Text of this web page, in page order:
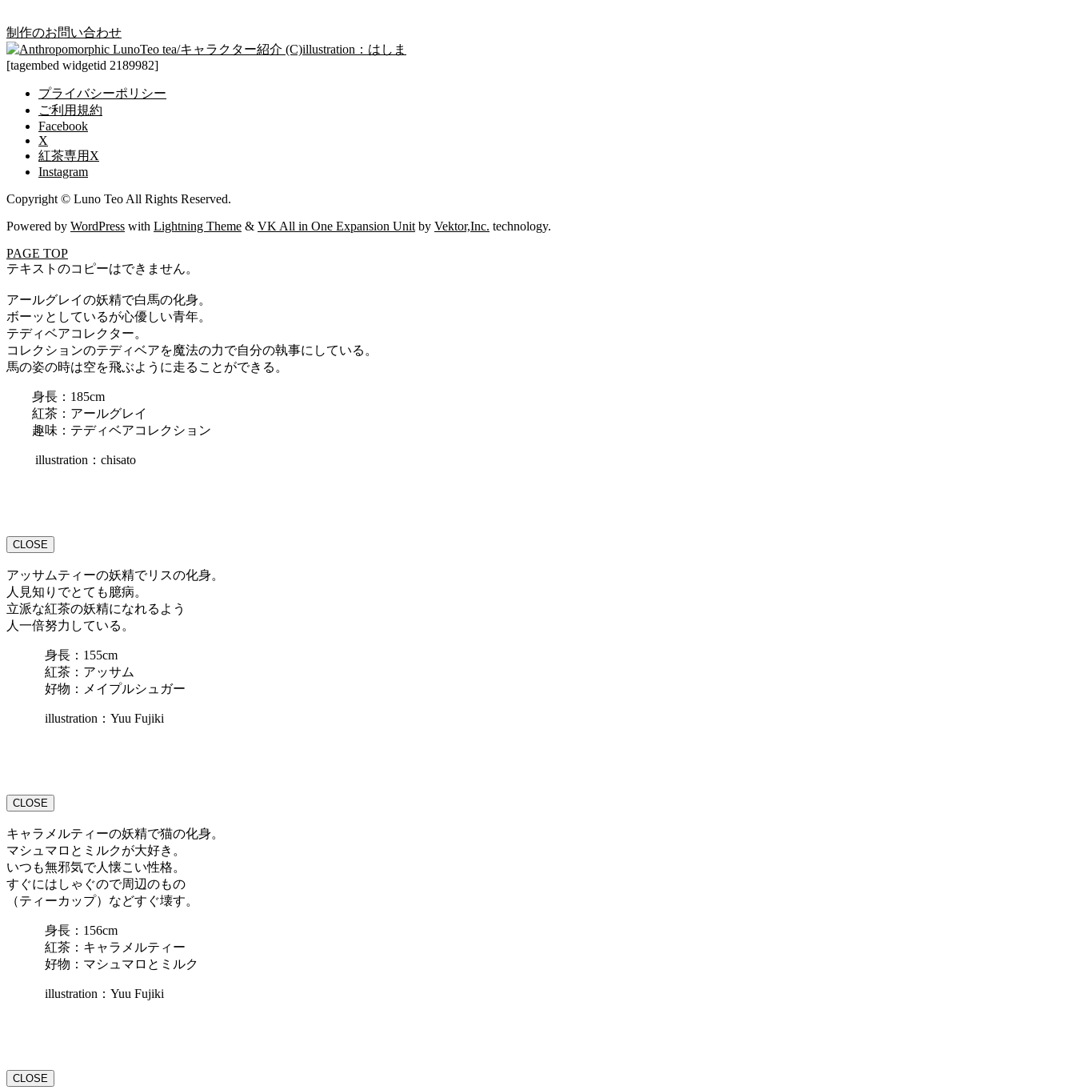
制作のお問い合わせ
[tagembed widgetid 2189982]
プライバシーポリシー
ご利用規約
Facebook
X
紅茶専用X
Instagram
Copyright © Luno Teo All Rights Reserved.
Powered by WordPress with Lightning Theme & VK All in One Expansion Unit by Vektor,Inc. technology.
PAGE TOP
テキストのコピーはできません。
アールグレイの妖精で白馬の化身。
ボーッとしているが心優しい青年。
テディベアコレクター。
コレクションのテディベアを魔法の力で自分の執事にしている。
馬の姿の時は空を飛ぶように走ることができる。
身長：185cm
紅茶：アールグレイ
趣味：テディベアコレクション
illustration：chisato
CLOSE
アッサムティーの妖精でリスの化身。
人見知りでとても臆病。
立派な紅茶の妖精になれるよう
人一倍努力している。
身長：155cm
紅茶：アッサム
好物：メイプルシュガー
illustration：Yuu Fujiki
CLOSE
キャラメルティーの妖精で猫の化身。
マシュマロとミルクが大好き。
いつも無邪気で人懐こい性格。
すぐにはしゃぐので周辺のもの
（ティーカップ）などすぐ壊す。
身長：156cm
紅茶：キャラメルティー
好物：マシュマロとミルク
illustration：Yuu Fujiki
CLOSE